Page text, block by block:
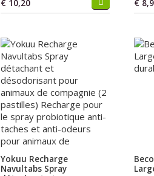
€ 10,20 €
Yokuu Recharge
Navultabs Spray